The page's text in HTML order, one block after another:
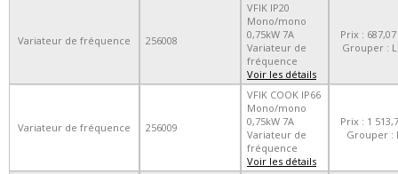
Variateur de fréquence 256008
VFIK IP20
Mono/mono
0,75kW 7A
Variateur de
fréquence
Voir les détails
Prix :
Grouper :
Variateur de fréquence 256009
VFIK COOK IP66
Mono/mono
0,75kW 7A
Variateur de
fréquence
Voir les détails
Prix : 1
Grouper :